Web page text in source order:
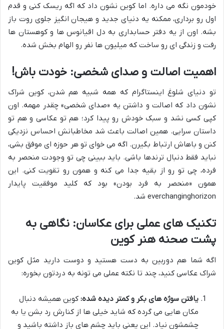
خودمون نگه می داره. اما کوین نشون داد که اگه ریسک کنی و قدم
اول رو برداری، ممکنه یه دنیای جدید و هیجان انگیز جلوی روت باز
بشه. اون از یه دفتر حسابداری به دل اقیانوس ها و کوهستان ها
رفت و زندگی ای رو ساخت که میلیون ها نفر رو الهام بخش شده.
اهمیت اصالت و صدای شخصی: خودت باش!
تو دنیای شلوغ اینستاگرام که همه شبیه هم شدن، کوین شراک
نشون داد که اصالت و داشتن یه «صدای شخصی» چقدر مهمه. اون
کپی کسی نشد و سبک خودش رو پیدا کرد؛ هم تو عکاسی و هم تو
داستان سرایی. همین اصالت باعث شد مخاطبانش احساس نزدیکی
کنن و باهاش ارتباط بگیرن. اگه می خوای تو هر حوزه ای موفق بشی،
نباید فقط دنبال ترندها باشی. باید ببینی چی تو وجودت منحصر به
فرده، چی تو رو از بقیه جدا می کنه و همون رو تقویت کنی. این
همون «منحصر به فرد بودن» بود که کلید موفقیت پایدار
everchanginghorizon شد.
تکنیک های عملی برای عکاسان: نگاهی به
پشت صحنه هنر کوین
اگه شما هم دوربین به دست هستید و دوست دارید مثل کوین
شراک عکاسی کنید، چند تا نکته عملی می تونه به دردتون بخوره:
یافتن سوژه های بکر و کمتر دیده شده: کوین همیشه دنبال
مکان هایی می گرده که شاید خیلی ها از کنارش رد بشن یا به
چشمشون نیاد. این یعنی باید چشم های باز داشته باشید و